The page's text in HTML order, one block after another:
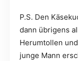
P.S. Den
dann übrigens
Herumtollen
junge Mann